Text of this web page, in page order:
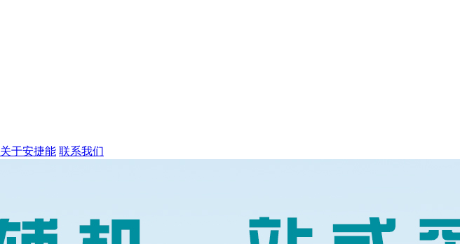
关于安捷能 联系我们